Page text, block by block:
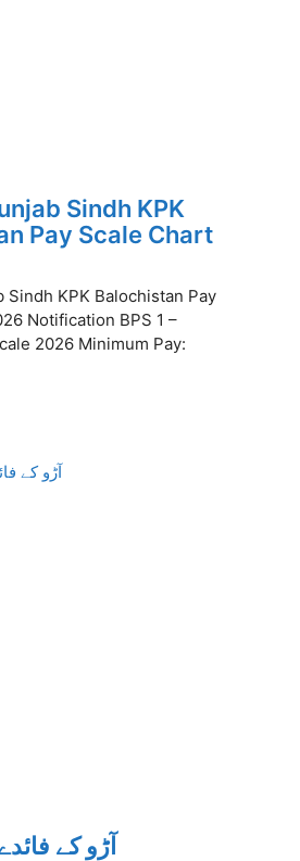
Sindh KPK
Pay Scale Chart
Sindh KPK Balochistan Pay
Notification BPS 1 –
2026 Minimum Pay:
آڑو کے